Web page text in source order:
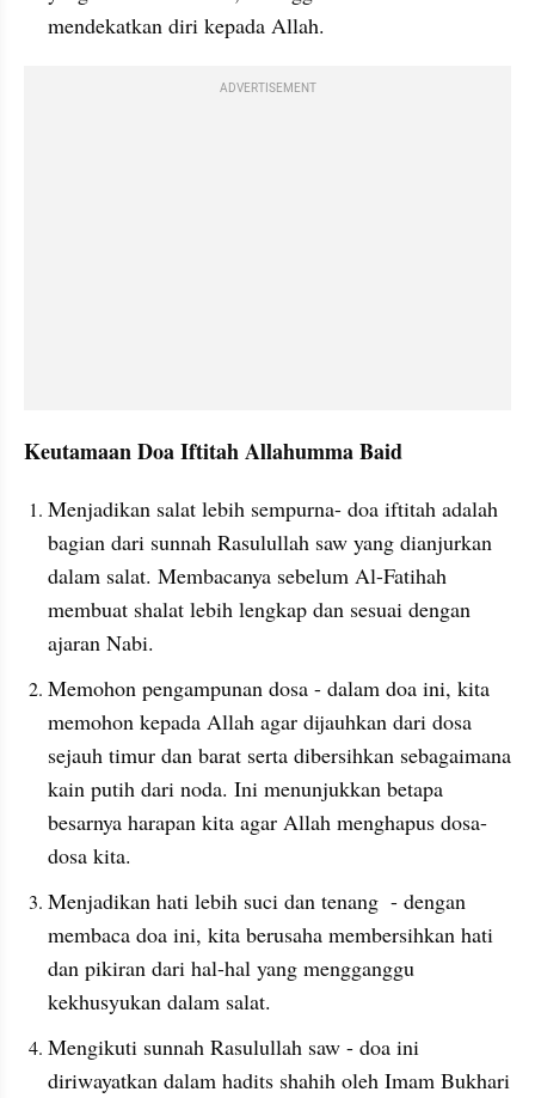
mendekatkan diri kepada Allah.
ADVERTISEMENT
Keutamaan Doa Iftitah Allahumma Baid
Menjadikan salat lebih sempurna- doa iftitah adalah
bagian dari sunnah Rasulullah saw yang dianjurkan
dalam salat. Membacanya sebelum Al-Fatihah
membuat shalat lebih lengkap dan sesuai dengan
ajaran Nabi.
Memohon pengampunan dosa - dalam doa ini, kita
memohon kepada Allah agar dijauhkan dari dosa
sejauh timur dan barat serta dibersihkan sebagaimana
kain putih dari noda. Ini menunjukkan betapa
besarnya harapan kita agar Allah menghapus dosa-
dosa kita.
Menjadikan hati lebih suci dan tenang  - dengan
membaca doa ini, kita berusaha membersihkan hati
dan pikiran dari hal-hal yang mengganggu
kekhusyukan dalam salat.
Mengikuti sunnah Rasulullah saw - doa ini
diriwayatkan dalam hadits shahih oleh Imam Bukhari